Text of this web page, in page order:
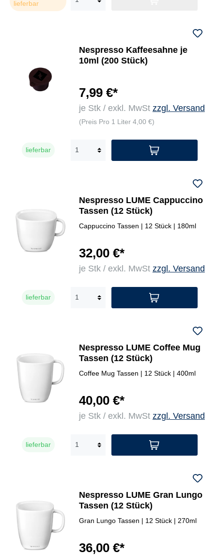
lieferbar
Nespresso Kaffeesahne je
10ml (200 Stück)
7,99 €*
je Stk / exkl. MwSt zzgl. Versand
(Preis Pro 1 Liter 4,00 €)
lieferbar
Nespresso LUME Cappuccino
Tassen (12 Stück)
Cappuccino Tassen | 12 Stück | 180ml
32,00 €*
je Stk / exkl. MwSt zzgl. Versand
lieferbar
Nespresso LUME Coffee Mug
Tassen (12 Stück)
Coffee Mug Tassen | 12 Stück | 400ml
40,00 €*
je Stk / exkl. MwSt zzgl. Versand
lieferbar
Nespresso LUME Gran Lungo
Tassen (12 Stück)
Gran Lungo Tassen | 12 Stück | 270ml
36,00 €*